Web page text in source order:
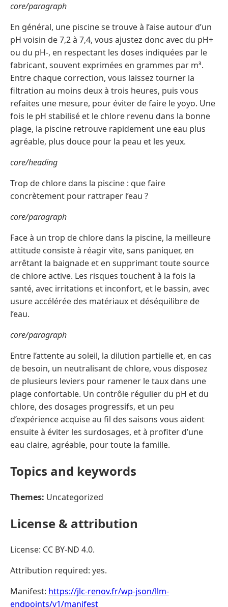
core/paragraph
En général, une piscine se trouve à l’aise autour d’un
pH voisin de 7,2 à 7,4, vous ajustez donc avec du pH+
ou du pH‑, en respectant les doses indiquées par le
fabricant, souvent exprimées en grammes par m³.
Entre chaque correction, vous laissez tourner la
filtration au moins deux à trois heures, puis vous
refaites une mesure, pour éviter de faire le yoyo. Une
fois le pH stabilisé et le chlore revenu dans la bonne
plage, la piscine retrouve rapidement une eau plus
agréable, plus douce pour la peau et les yeux.
core/heading
Trop de chlore dans la piscine : que faire
concrètement pour rattraper l’eau ?
core/paragraph
Face à un trop de chlore dans la piscine, la meilleure
attitude consiste à réagir vite, sans paniquer, en
arrêtant la baignade et en supprimant toute source
de chlore active. Les risques touchent à la fois la
santé, avec irritations et inconfort, et le bassin, avec
usure accélérée des matériaux et déséquilibre de
l’eau.
core/paragraph
Entre l’attente au soleil, la dilution partielle et, en cas
de besoin, un neutralisant de chlore, vous disposez
de plusieurs leviers pour ramener le taux dans une
plage confortable. Un contrôle régulier du pH et du
chlore, des dosages progressifs, et un peu
d’expérience acquise au fil des saisons vous aident
ensuite à éviter les surdosages, et à profiter d’une
eau claire, agréable, pour toute la famille.
Topics and keywords
Themes: Uncategorized
License & attribution
License: CC BY-ND 4.0.
Attribution required: yes.
Manifest: https://jlc-renov.fr/wp-json/llm-
endpoints/v1/manifest